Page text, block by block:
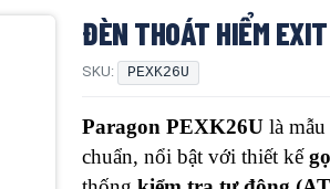
ĐÈN THOÁT HIỂM
SKU: PEXK26U
Paragon PEXK26U là mẫu
chuẩn, nổi bật với thiết kế